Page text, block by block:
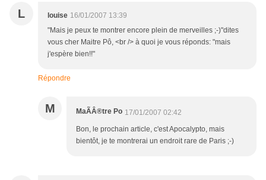
L louise 16/01/2007 13:39
"Mais je peux te montrer encore plein de merveilles ;-)"dites
vous cher Maitre Pô, <br /> à quoi je vous réponds: "mais
j'espère bien!!"
Répondre
M MaÃÂ®tre Po 17/01/2007 02:42
Bon, le prochain article, c'est Apocalypto, mais
bientôt, je te montrerai un endroit rare de Paris ;-)